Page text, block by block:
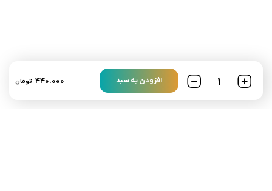
افزودن به سبد ۴۴۰.۰۰۰ تومان